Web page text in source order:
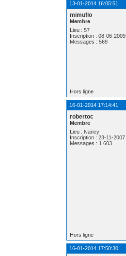
13-01-2014 16:05:51
mimuflo
Membre
Lieu : 57
Inscription : 08-06-2009
Messages : 569
Hors ligne
16-01-2014 17:14:41
robertoc
Membre
Lieu : Nancy
Inscription : 23-11-2007
Messages : 1 603
Hors ligne
16-01-2014 17:50:30